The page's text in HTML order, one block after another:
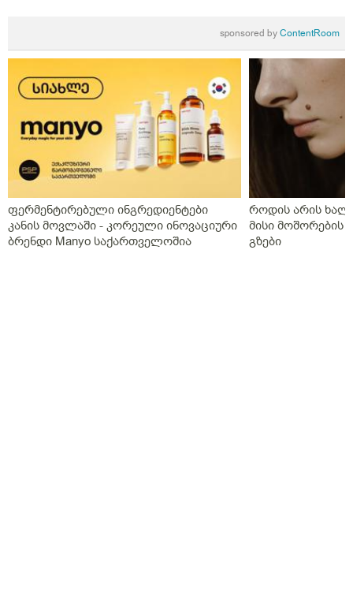
sponsored byContentRoom
ფერმენტირებული ინგრედიენტები
კანის მოვლაში - კორეული ინოვაციური
ბრენდი Manyo საქართველოშია
როდის არის
მისი მოშორების
გზები